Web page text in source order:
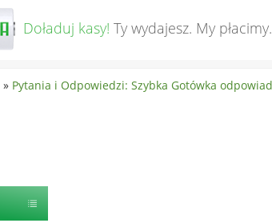
Doładuj kasy! Ty wydajesz. My płacimy.
» Pytania i Odpowiedzi: Szybka Gotówka